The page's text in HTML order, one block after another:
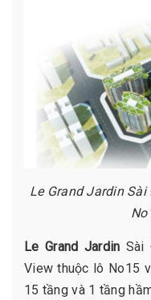
Le Grand Jardin
Le Grand Jardin Sài
View thuộc lô No15
15 tầng và 1 tầng